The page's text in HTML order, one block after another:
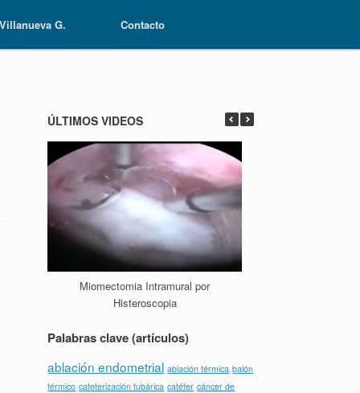
G. Contacto
G. Contacto
ÚLTIMOS VIDEOS
Miomectomia Intramural por
Histeroscopia
Palabras clave (artículos)
ablación endometrial ablación térmica balón
térmico cateterización tubárica catéter cáncer de